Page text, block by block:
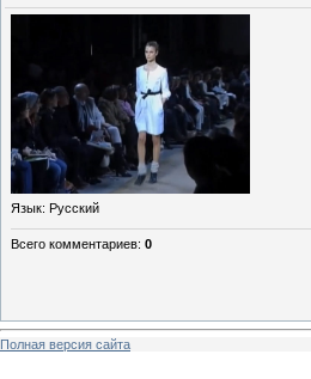
Язык: Русский
Всего комментариев: 0
Полная версия сайта